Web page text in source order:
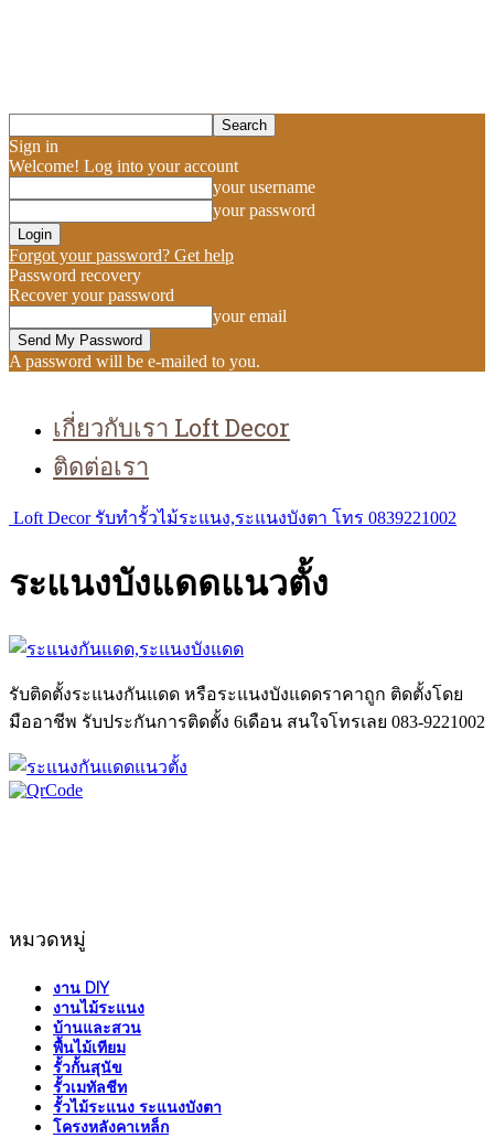
Sign in
Welcome! Log into your account
your username
your password
Forgot your password? Get help
Password recovery
Recover your password
your email
A password will be e-mailed to you.
เกี่ยวกับเรา Loft Decor
ติดต่อเรา
Loft Decor รับทำรั้วไม้ระแนง,ระแนงบังตา โทร 0839221002
ระแนงบังแดดแนวตั้ง
รับติดตั้งระแนงกันแดด หรือระแนงบังแดดราคาถูก ติดตั้งโดย
มืออาชีพ รับประกันการติดตั้ง 6เดือน สนใจโทรเลย 083-9221002
หมวดหมู่
งาน DIY
งานไม้ระแนง
บ้านและสวน
พื้นไม้เทียม
รั้วกั้นสุนัข
รั้วเมทัลชีท
รั้วไม้ระแนง ระแนงบังตา
โครงหลังคาเหล็ก